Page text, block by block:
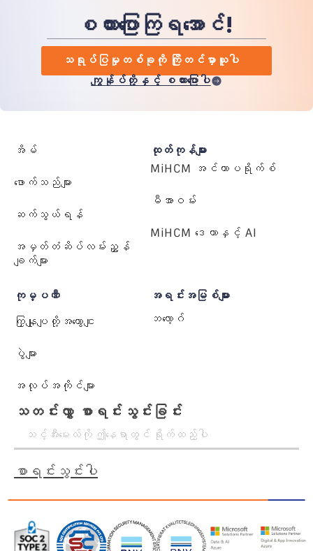
စကားပြောကြရအောင်!
သရုပ်ပြမှုတစ်ခုကို ကြိုတင်မှာယူပါ
ကျွန်ုပ်တို့နှင့် စကားပြောပါ
အိမ်
ဖောက်သည်များ
ဆက်သွယ်ရန်
အမှတ်တံဆိပ်လမ်းညွှန်
ချက်များ
ထုတ်ကုန်များ
MiHCM အင်တာပရိုက်စ်
မီအာဝမ်း
MiHCM ဒေတာနှင့် AI
ကုမ္ပဏီ
ကြှနျုပျတို့အကွောငျး
ပွဲများ
အလုပ်အကိုင်များ
အရင်းအမြစ်များ
ဘလော့ဂ်
သတင်းလွှာ စာရင်းသွင်းခြင်း
စာရင်းသွင်းပါ